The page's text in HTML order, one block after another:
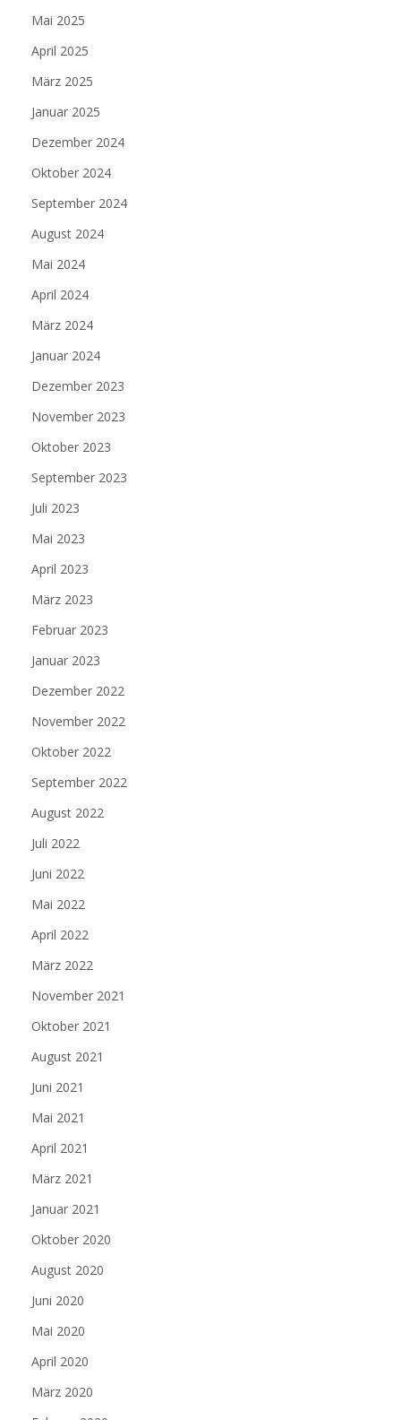
Mai 2025
April 2025
März 2025
Januar 2025
Dezember 2024
Oktober 2024
September 2024
August 2024
Mai 2024
April 2024
März 2024
Januar 2024
Dezember 2023
November 2023
Oktober 2023
September 2023
Juli 2023
Mai 2023
April 2023
März 2023
Februar 2023
Januar 2023
Dezember 2022
November 2022
Oktober 2022
September 2022
August 2022
Juli 2022
Juni 2022
Mai 2022
April 2022
März 2022
November 2021
Oktober 2021
August 2021
Juni 2021
Mai 2021
April 2021
März 2021
Januar 2021
Oktober 2020
August 2020
Juni 2020
Mai 2020
April 2020
März 2020